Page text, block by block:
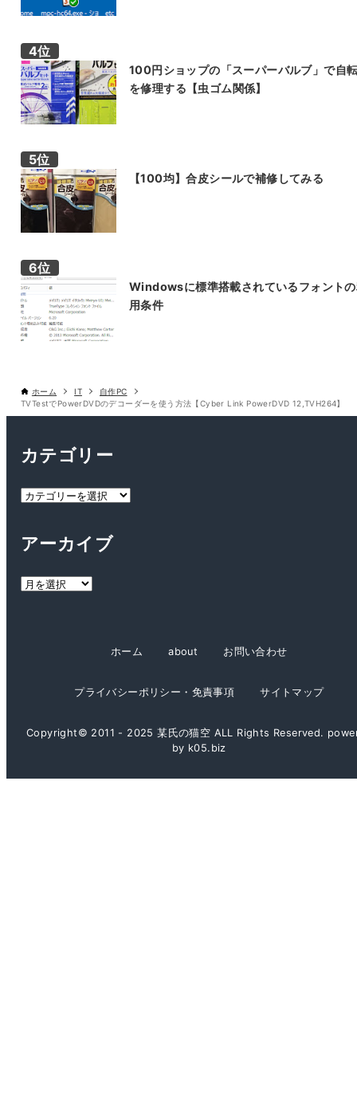
100円ショップの「スーパーバルブ」で自
を修理する【虫ゴム関係】
【100均】合皮シールで補修してみる
Windowsに標準搭載されているフォント
用条件
ホーム IT
自作PC
TVTestでPowerDVDのデコーダーを使う方法【Cyber Link PowerDVD 12,TVH264】
カテゴリー
カ
リ
アーカイブ
ア
ホーム about お問い合わせ
プライバシーポリシー・免責事項 サイトマップ
Copyright© 2011 - 2025 某氏の猫空 ALL Rights Reserved.
by k05.biz